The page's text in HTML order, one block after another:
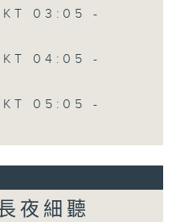
03:05 -
04:05 -
05:05 -
夜細聽